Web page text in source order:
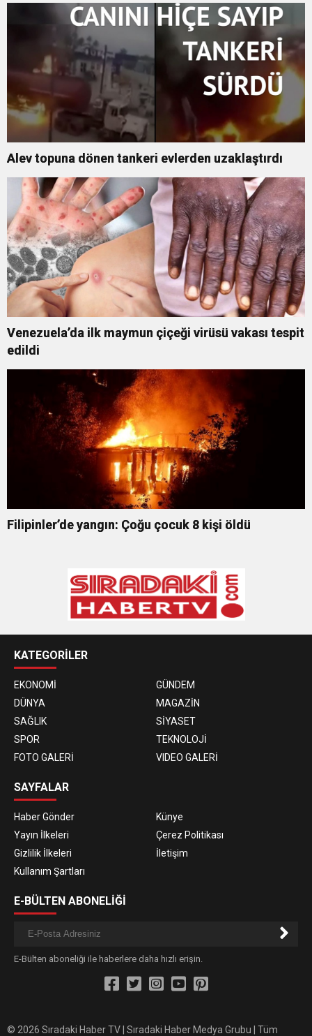
Alev topuna dönen tankeri evlerden uzaklaştırdı
Venezuela’da ilk maymun çiçeği virüsü vakası tespit
edildi
Filipinler’de yangın: Çoğu çocuk 8 kişi öldü
KATEGORİLER
EKONOMİ
GÜNDEM
DÜNYA
MAGAZİN
SAĞLIK
SİYASET
SPOR
TEKNOLOJİ
FOTO GALERİ
VIDEO GALERİ
SAYFALAR
Haber Gönder
Künye
Yayın İlkeleri
Çerez Politikası
Gizlilik İlkeleri
İletişim
Kullanım Şartları
E-BÜLTEN ABONELİĞİ
E-Bülten aboneliği ile haberlere daha hızlı erişin.
© 2026 Sıradaki Haber TV | Sıradaki Haber Medya Grubu | Tüm